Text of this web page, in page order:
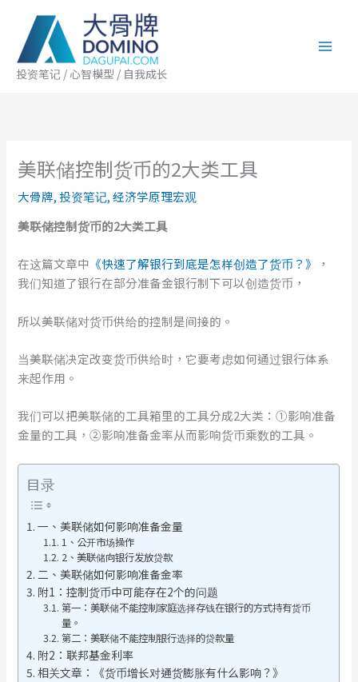
投资笔记 / 心智模型 / 自我成长
美联储控制货币的2大类工具
大骨牌,投资笔记,经济学原理宏观
美联储控制货币的2大类工具
在这篇文章中 《快速了解银行到底是怎样创造了货币？》
，
我们知道了银行在部分准备金银行制下可以创造货币，
所以美联储对货币供给的控制是间接的。
当美联储决定改变货币供给时，它要考虑如何通过银行体系
来起作用。
我们可以把美联储的工具箱里的工具分成2大类：①影响准备
金量的工具，②影响准备金率从而影响货币乘数的工具。
目录
一、美联储如何影响准备金量
1、公开市场操作
2、美联储向银行发放贷款
二、美联储如何影响准备金率
附1：控制货币中可能存在2个的问题
第一：美联储不能控制家庭选择存钱在银行的方式持有货币
量。
第二：美联储不能控制银行选择的贷款量
附2：联邦基金利率
相关文章：《货币增长对通货膨胀有什么影响？》